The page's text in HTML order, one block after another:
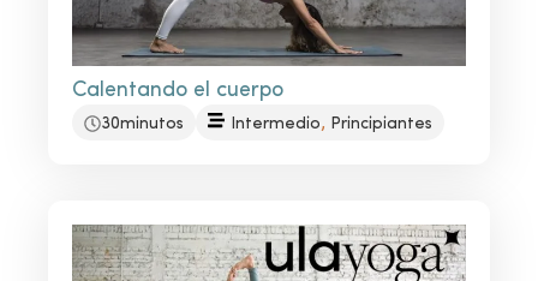
Calentando el cuerpo
30minutos Intermedio, Principiantes